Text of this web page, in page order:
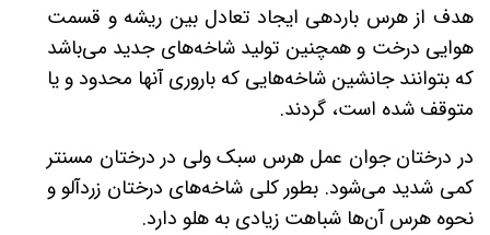
هدف از هرس باردهی ایجاد تعادل بین ریشه و قسمت
هوایی درخت و همچنین تولید شاخه‌­های جدید می‌­باشد
که بتوانند جانشین شاخه­‌هایی که باروری آنها محدود و یا
متوقف شده است، گردند.
در درختان جوان عمل هرس سبک ولی در درختان مسن­تر
کمی شدید می‌­شود. بطور کلی شاخه­‌های درختان زردآلو و
نحوه هرس آن‌ها شباهت زیادی به هلو دارد.